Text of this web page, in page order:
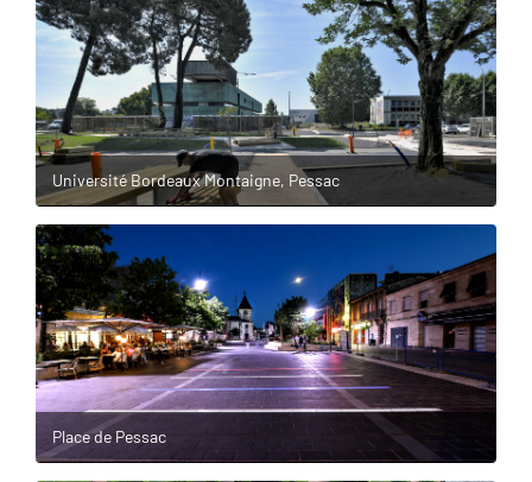
Université Bordeaux Montaigne, Pessac
Place de Pessac